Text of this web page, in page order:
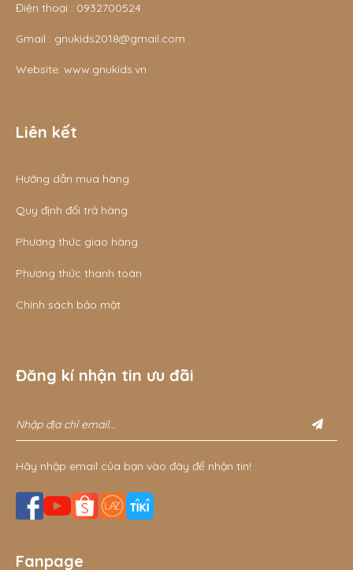
Điện thoại : 0932700524
Gmail : gnukids2018@gmail.com
Website: www.gnukids.vn
Liên kết
Hướng dẫn mua hàng
Quy định đổi trả hàng
Phương thức giao hàng
Phương thức thanh toán
Chính sách bảo mật
Đăng kí nhận tin ưu đãi
Hãy nhập email của bạn vào đây để nhận tin!
Fanpage